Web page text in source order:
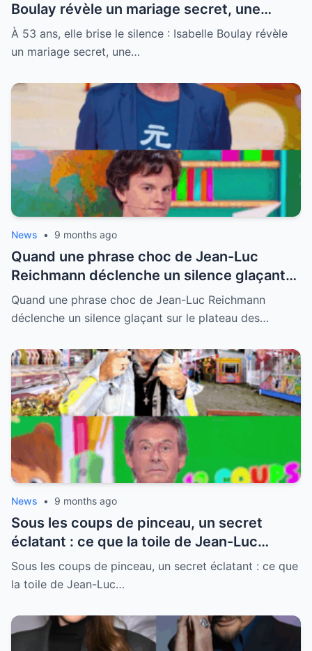
Boulay révèle un mariage secret, une
passion interdite et l’identité de l’homme
qui a tout détruit – le choc d’un séisme
À 53 ans, elle brise le silence : Isabelle Boulay révèle
un mariage secret, une…
News • 9 months ago
Quand une phrase choc de Jean-Luc
Reichmann déclenche un silence glaçant
sur le plateau des 12 Coups de Midi : tous
les regards braqués sur Cyprien,
Quand une phrase choc de Jean-Luc Reichmann
déclenche un silence glaçant sur le plateau des…
News • 9 months ago
Sous les coups de pinceau, un secret
éclatant : ce que la toile de Jean-Luc
Reichmann cache vraiment — entre
lumière, ombres et émotions, un message
que l’on croyait savoir sur lui.
Sous les coups de pinceau, un secret éclatant : ce que
la toile de Jean-Luc…